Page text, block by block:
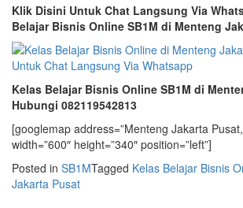
Klik Disini Untuk Chat Langsung Via
Belajar Bisnis Online SB1M di Menteng
Kelas Belajar Bisnis Online SB1M di
Hubungi 082119542813
[googlemap address=”Menteng Jakarta
width=”600″ height=”340″ position=”left”]
Posted in SB1MTagged Kelas Belajar Bisnis
Jakarta Pusat